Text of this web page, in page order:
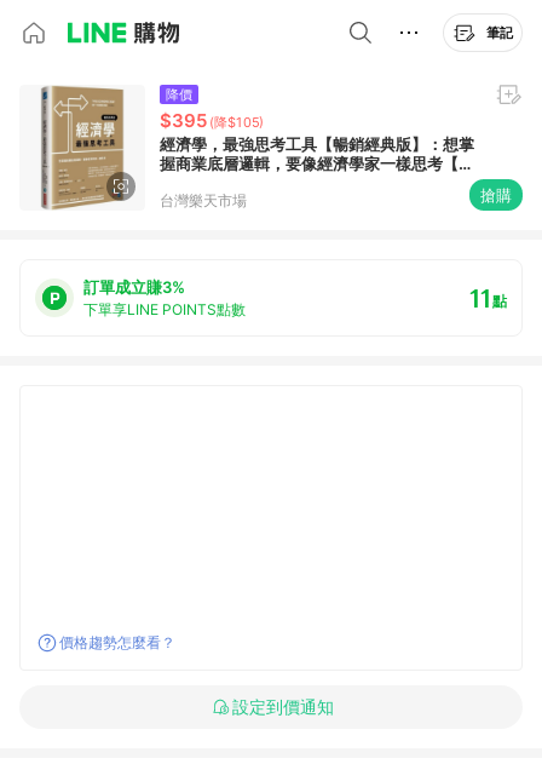
筆記
降價
$395 (降$105)
經濟學，最強思考工具【暢銷經典版】：想掌
握商業底層邏輯，要像經濟學家一樣思考【城
台灣樂天市場 搶購
訂單成立賺3%
下單享LINE POINTS點數 11點
價格趨勢怎麼看？
設定到價通知